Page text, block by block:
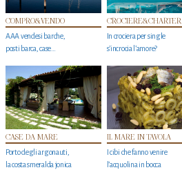
COMPRO&VENDO
AAA vendesi barche,
posti barca, case…
CROCIERE&CHARTER
In crociera per single
s'incrocia l’amore?
CASE DA MARE
Porto degli argonauti,
la costa smeralda jonica
IL MARE IN TAVOLA
I cibi che fanno venire
l’acquolina in bocca